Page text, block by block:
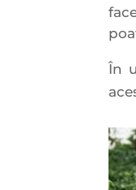
În